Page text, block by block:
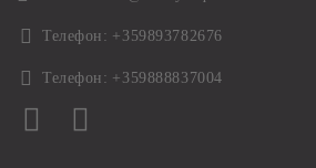
Телефон: +359893782676
Телефон: +359888837004